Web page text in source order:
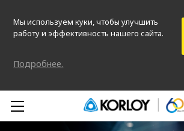
Мы используем куки, чтобы улучшить
работу и эффективность нашего сайта.
Подробнее.